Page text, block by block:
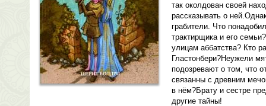
так околдован своей
рассказывать о
грабители. Что
трактирщика и его
улицам аббатства? Кто
Гластонбери?Неужели
подозревают о том, что
связанны с древним
в нём?Брату и сестре
другие тайны!